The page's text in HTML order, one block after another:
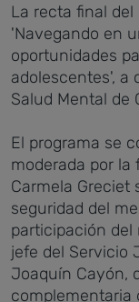
La recta final
'Navegando en
oportunidades
adolescentes', a
Salud Mental de
El programa se
moderada por la
Carmela Greciet
seguridad del
participación del
jefe del Servicio
Joaquín Cayón,
complementaria